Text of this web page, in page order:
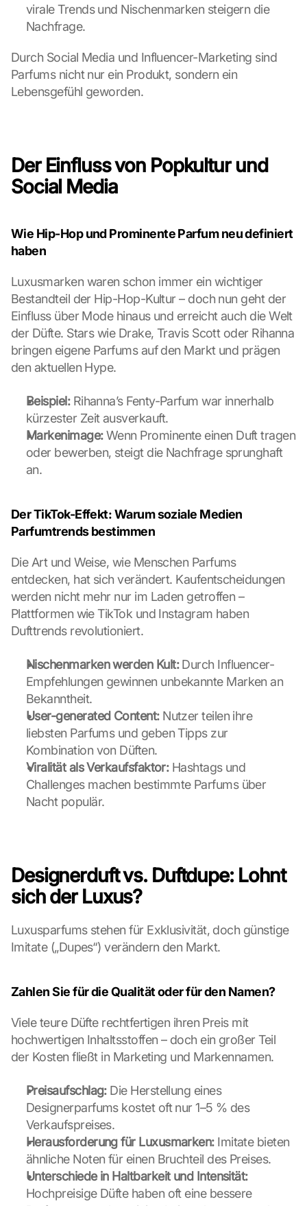
virale Trends und Nischenmarken steigern die
Nachfrage.
Durch Social Media und Influencer-Marketing sind
Parfums nicht nur ein Produkt, sondern ein
Lebensgefühl geworden.
Der Einfluss von Popkultur und
Social Media
Wie Hip-Hop und Prominente Parfum neu definiert
haben
Luxusmarken waren schon immer ein wichtiger
Bestandteil der Hip-Hop-Kultur – doch nun geht der
Einfluss über Mode hinaus und erreicht auch die Welt
der Düfte. Stars wie Drake, Travis Scott oder Rihanna
bringen eigene Parfums auf den Markt und prägen
den aktuellen Hype.
Beispiel: Rihanna’s Fenty-Parfum war innerhalb
kürzester Zeit ausverkauft.
Markenimage: Wenn Prominente einen Duft tragen
oder bewerben, steigt die Nachfrage sprunghaft
an.
Der TikTok-Effekt: Warum soziale Medien
Parfumtrends bestimmen
Die Art und Weise, wie Menschen Parfums
entdecken, hat sich verändert. Kaufentscheidungen
werden nicht mehr nur im Laden getroffen –
Plattformen wie TikTok und Instagram haben
Dufttrends revolutioniert.
Nischenmarken werden Kult: Durch Influencer-
Empfehlungen gewinnen unbekannte Marken an
Bekanntheit.
User-generated Content: Nutzer teilen ihre
liebsten Parfums und geben Tipps zur
Kombination von Düften.
Viralität als Verkaufsfaktor: Hashtags und
Challenges machen bestimmte Parfums über
Nacht populär.
Designerduft vs. Duftdupe: Lohnt
sich der Luxus?
Luxusparfums stehen für Exklusivität, doch günstige
Imitate („Dupes“) verändern den Markt.
Zahlen Sie für die Qualität oder für den Namen?
Viele teure Düfte rechtfertigen ihren Preis mit
hochwertigen Inhaltsstoffen – doch ein großer Teil
der Kosten fließt in Marketing und Markennamen.
Preisaufschlag: Die Herstellung eines
Designerparfums kostet oft nur 1–5 % des
Verkaufspreises.
Herausforderung für Luxusmarken: Imitate bieten
ähnliche Noten für einen Bruchteil des Preises.
Unterschiede in Haltbarkeit und Intensität:
Hochpreisige Düfte haben oft eine bessere
g
M
a
p
s
-
K
a
r
e
l
a
d
u
r
h
K
l
c
k
n
a
d
i
e
s
e
S
z
s
h
r
t
m
m
e
i
e
d
e
m
a
d